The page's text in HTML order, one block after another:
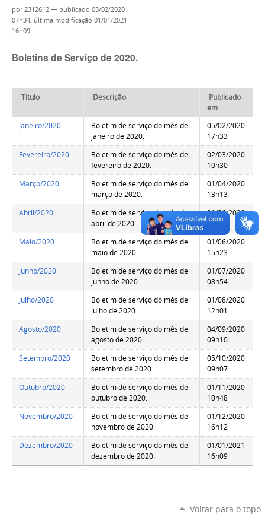
por2312612 — publicado 03/02/2020
07h34, última modificação 01/01/2021
16h09
Boletins de Serviço de 2020.
Título Descrição
Publicado
em
Janeiro/2020
Boletim de serviço do mês de
janeiro de 2020.
05/02/2020
17h33
Fevereiro/2020
Boletim de serviço do mês de
fevereiro de 2020.
02/03/2020
10h30
Março/2020
Boletim de serviço do mês de
março de 2020.
01/04/2020
13h13
Abril/2020
Boletim de serviço do mês de
abril de 2020.
01/06/2020
15h15
Maio/2020
Boletim de serviço do mês de
maio de 2020.
01/06/2020
15h23
Junho/2020
Boletim de serviço do mês de
junho de 2020.
01/07/2020
08h54
Julho/2020
Boletim de serviço do mês de
julho de 2020.
01/08/2020
12h01
Agosto/2020
Boletim de serviço do mês de
agosto de 2020.
04/09/2020
09h10
Setembro/2020
Boletim de serviço do mês de
setembro de 2020.
05/10/2020
09h07
Outubro/2020
Boletim de serviço do mês de
outubro de 2020.
01/11/2020
10h48
Novembro/2020
Boletim de serviço do mês de
novembro de 2020.
01/12/2020
16h12
Dezembro/2020
Boletim de serviço do mês de
dezembro de 2020.
01/01/2021
16h09
Voltar para o topo